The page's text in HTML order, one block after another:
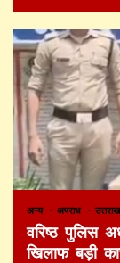
अन्य अपराध
वरिष्ठ पुलिस
खिलाफ बड़ी